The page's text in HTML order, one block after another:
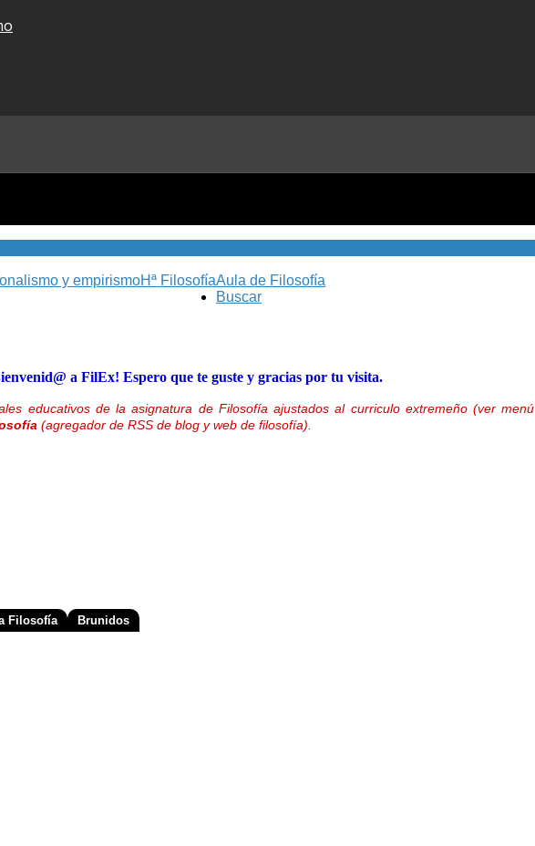
Aula de Filosofía
Hª Filosofía
y empirismo
Buscar
a FilEx! Espero que te guste y gracias por tu visita.
educativos de la asignatura de Filosofía ajustados al curriculo extremeño (ver menú
(agregador de RSS de blog y web de filosofía).
Filosofía Brunidos